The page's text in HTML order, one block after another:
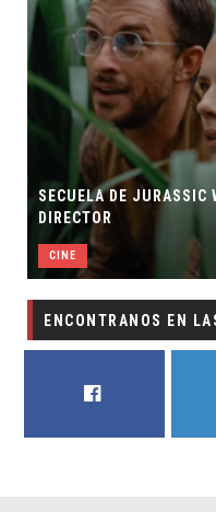
SECUELA DE JURASSIC
DIRECTOR
CINE
ENCONTRANOS EN